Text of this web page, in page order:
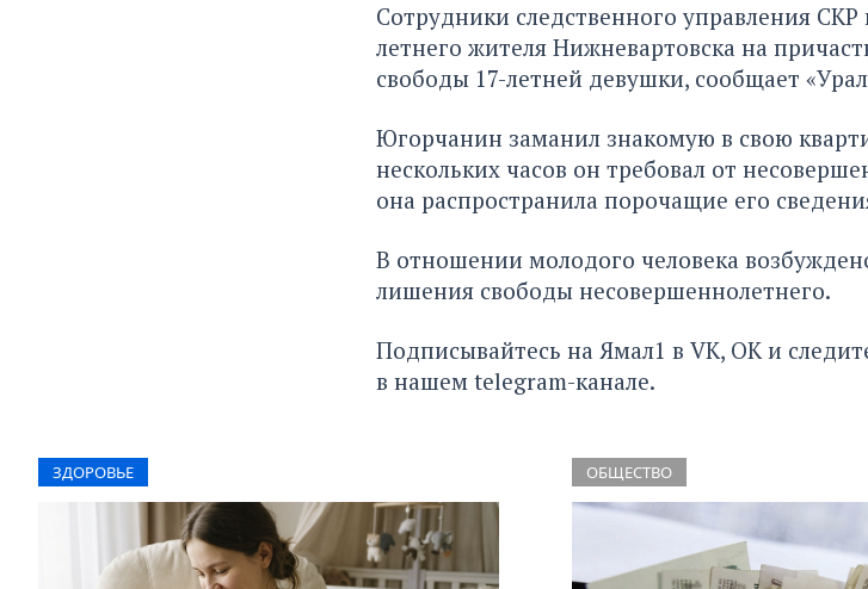
Сотрудники следственного управления
летнего жителя Нижневартовска на
свободы 17-летней девушки, сообщает
Югорчанин заманил знакомую в свою
нескольких часов он требовал от
она распространила порочащие его
В отношении молодого человека
лишения свободы несовершеннолетнего.
Подписывайтесь на Ямал1 в VK, ОКи
в нашем telegram-канале.
ЗДОРОВЬЕ ОБЩЕСТВО